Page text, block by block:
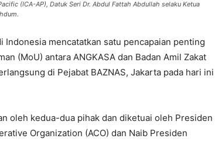
(ICA-AP), Datuk Seri Dr. Abdul Fattah Abdullah selaku Ketua
Indonesia mencatatkan satu pencapaian penting
(MoU) antara ANGKASA dan Badan Amil Zakat
di Pejabat BAZNAS, Jakarta pada hari ini
oleh kedua-dua pihak dan diketuai oleh Presiden
Organization (ACO) dan Naib Presiden